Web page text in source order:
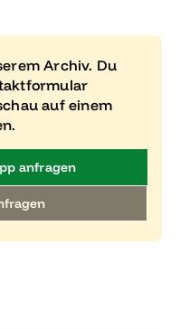
Archiv. Du
auf einem
anfragen